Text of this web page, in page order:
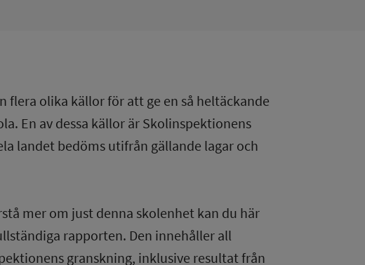
flera olika källor för att ge en så heltäckande
En av dessa källor är Skolinspektionens
landet bedöms utifrån gällande lagar och
mer om just denna skolenhet kan du här
rapporten. Den innehåller all
granskning, inklusive resultat från